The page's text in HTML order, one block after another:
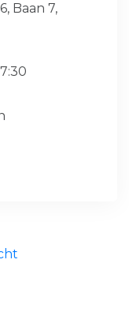
Baan 7,